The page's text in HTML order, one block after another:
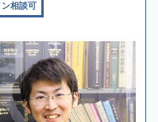
相談可